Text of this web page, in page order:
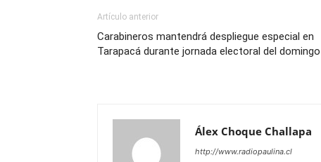
Artículo anterior
Carabineros mantendrá despliegue especial en
Tarapacá durante jornada electoral del domingo
Álex Choque Challapa
http://www.radiopaulina.cl